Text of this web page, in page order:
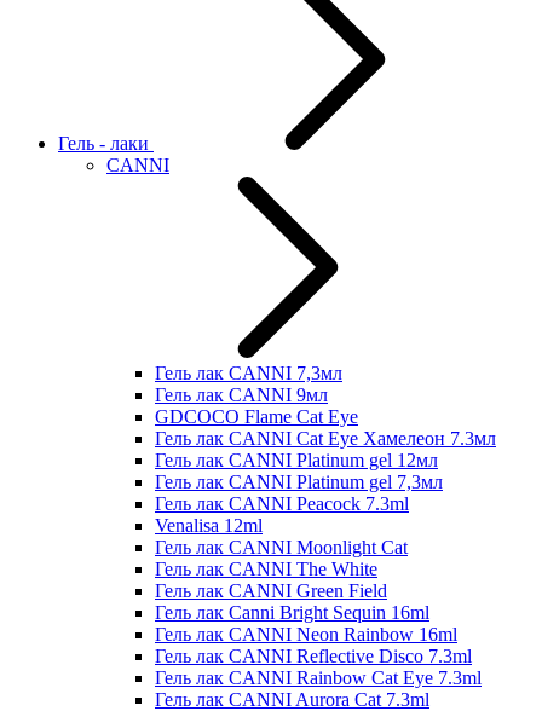
Гель - лаки
CANNI
Гель лак CANNI 7,3мл
Гель лак CANNI 9мл
GDCOCO Flame Cat Eye
Гель лак CANNI Cat Eye Хамелеон 7.3мл
Гель лак CANNI Platinum gel 12мл
Гель лак CANNI Platinum gel 7,3мл
Гель лак CANNI Peacock 7.3ml
Venalisa 12ml
Гель лак CANNI Moonlight Cat
Гель лак CANNI The White
Гель лак CANNI Green Field
Гель лак Canni Bright Sequin 16ml
Гель лак CANNI Neon Rainbow 16ml
Гель лак CANNI Reflective Disco 7.3ml
Гель лак CANNI Rainbow Cat Eye 7.3ml
Гель лак CANNI Aurora Cat 7.3ml